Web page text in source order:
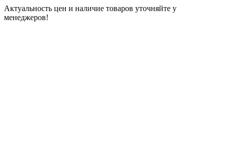
Актуальность цен и наличие товаров уточняйте у
менеджеров!